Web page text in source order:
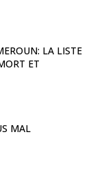
LA LISTE
ET
MAL